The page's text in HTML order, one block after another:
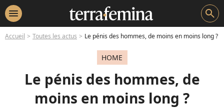
menu search
Accueil Toutes les actus Le pénis des hommes, de moins en moins long ?
HOME
Le pénis des hommes, de
moins en moins long ?